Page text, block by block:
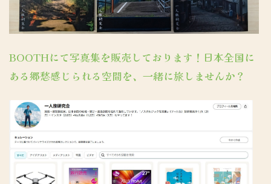
BOOTHにて写真集を販売しております！日本全国に
ある郷愁感じられる空間を、一緒に旅しませんか？